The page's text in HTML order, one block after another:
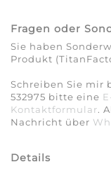
Fragen oder
Sie haben
Produkt
Schreiben Sie mir
532975 bitte eine
Kontaktformular.
Nachricht über
Details